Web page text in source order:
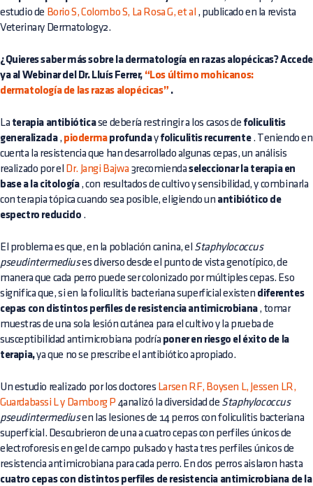
estudio de Borio S, Colombo S, La Rosa G, et al , publicado en la revista
Veterinary Dermatology2.
¿Quieres saber más sobre la dermatología en razas alopécicas? Accede
ya al Webinar del Dr. Lluís Ferrer, “Los último mohicanos:
dermatología de las razas alopécicas” .
La terapia antibióticase debería restringir a los casos de foliculitis
generalizada, piodermaprofunday foliculitis recurrente. Teniendo en
cuenta la resistencia que han desarrollado algunas cepas, un análisis
realizado por el
Dr. Jangi Bajwa 3recomiendaseleccionar la terapia en
base a la citología, con resultados de cultivo y sensibilidad, y combinarla
con terapia tópica cuando sea posible, eligiendo un antibiótico de
espectro reducido .
El problema es que, en la población canina, el Staphylococcus
pseudintermediuses diverso desde el punto de vista genotípico, de
manera que cada perro puede ser colonizado por múltiples cepas. Eso
significa que, si en la foliculitis bacteriana superficial existen diferentes
cepas con distintos perfiles de resistencia antimicrobiana, tomar
muestras de una sola lesión cutánea para el cultivo y la prueba de
susceptibilidad antimicrobiana podría poner en riesgo el éxito de la
terapia,ya que no se prescribe el antibiótico apropiado.
Un estudio realizado por los doctores Larsen RF, Boysen L, Jessen LR,
Guardabassi L y Damborg P 4analizó la diversidad de Staphylococcus
pseudintermediusen las lesiones de 14 perros con foliculitis bacteriana
superficial. Descubrieron de una a cuatro cepas con perfiles únicos de
electroforesis en gel de campo pulsado y hasta tres perfiles únicos de
resistencia antimicrobiana para cada perro. En dos perros aislaron hasta
cuatro cepas con distintos perfiles de resistencia antimicrobiana de la